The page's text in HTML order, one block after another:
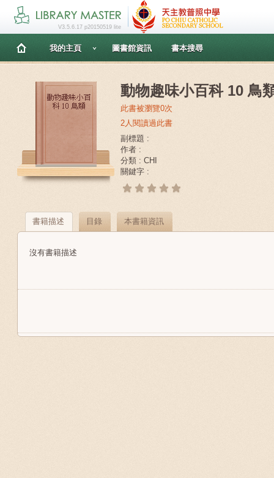
V3.5.6.17 p20150519 lite
我的主頁 圖書館資訊 書本搜尋
動物趣味小百科 10 鳥
此書被瀏覽0次
2人閱讀過此書
副標題 :
作者 :
分類 : CHI
關鍵字 :
書籍描述 目錄 本書籍資訊
沒有書籍描述